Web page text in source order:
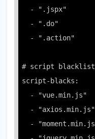
# script blacklist
script-blacks: